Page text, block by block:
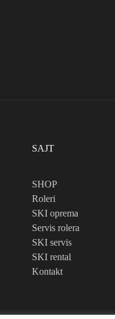
SAJT
SHOP
Roleri
SKI oprema
Servis rolera
SKI servis
SKI rental
Kontakt